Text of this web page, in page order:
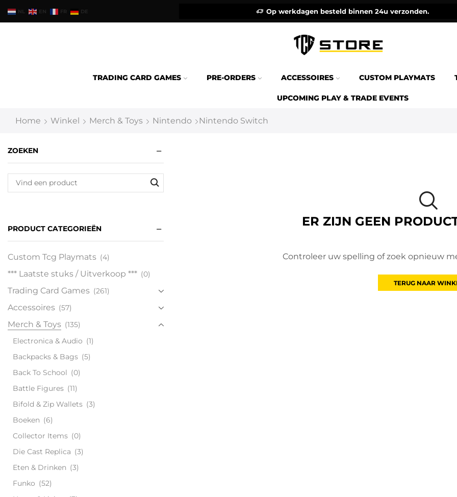
NL EN FR DE
binnen 24u verzonden. Op werkdagen besteld binnen 24u verzonden.
TRADING CARD GAMES PRE-ORDERS ACCESSOIRES CUSTOM PLAYMATS
UPCOMING PLAY & TRADE EVENTS
Home Winkel Merch & Toys Nintendo Nintendo Switch
ER ZIJN GEEN
Controleer uw spelling of zoek opnieuw
TERUG NAAR
ZOEKEN
PRODUCT CATEGORIEËN
Custom Tcg Playmats (4)
*** Laatste stuks / Uitverkoop *** (0)
Trading Card Games (261)
Accessoires (57)
Merch & Toys (135)
Electronica & Audio (1)
Backpacks & Bags (5)
Back To School (0)
Battle Figures (11)
Bifold & Zip Wallets (3)
Boeken (6)
Collector Items (0)
Die Cast Replica (3)
Eten & Drinken (3)
Funko (52)